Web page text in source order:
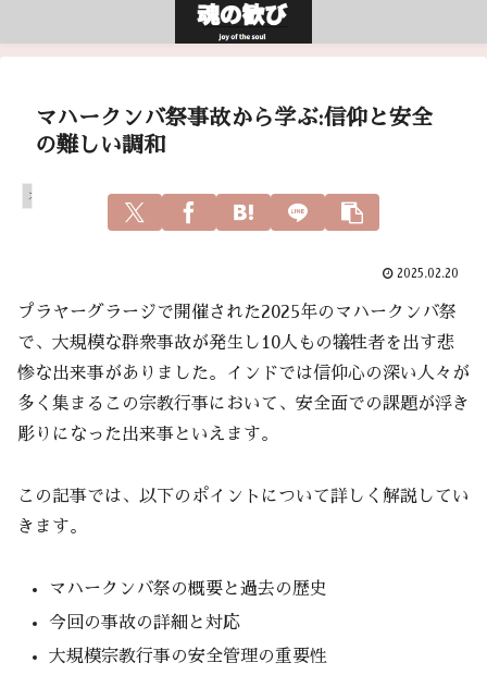
マハークンバ祭事故から学ぶ:信仰と安全
の難しい調和
スピリチュアル
2025.02.20
プラヤーグラージで開催された2025年のマハークンバ祭
で、大規模な群衆事故が発生し10人もの犠牲者を出す悲
惨な出来事がありました。インドでは信仰心の深い人々が
多く集まるこの宗教行事において、安全面での課題が浮き
彫りになった出来事といえます。
この記事では、以下のポイントについて詳しく解説してい
きます。
マハークンバ祭の概要と過去の歴史
今回の事故の詳細と対応
大規模宗教行事の安全管理の重要性